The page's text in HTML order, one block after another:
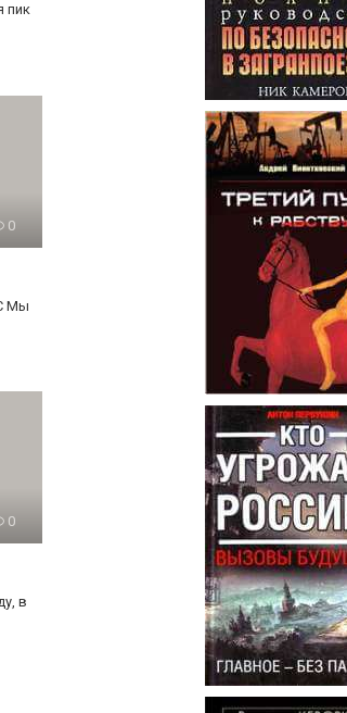
пик
0
Мы
0
в